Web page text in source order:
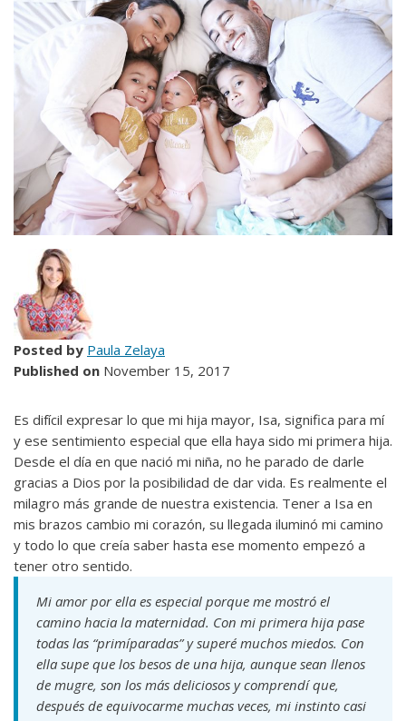
Posted by Paula Zelaya
Published on November 15, 2017
Es difícil expresar lo que mi hija mayor, Isa, significa para mí
y ese sentimiento especial que ella haya sido mi primera hija.
Desde el día en que nació mi niña, no he parado de darle
gracias a Dios por la posibilidad de dar vida. Es realmente el
milagro más grande de nuestra existencia. Tener a Isa en
mis brazos cambio mi corazón, su llegada iluminó mi camino
y todo lo que creía saber hasta ese momento empezó a
tener otro sentido.
Mi amor por ella es especial porque me mostró el
camino hacia la maternidad. Con mi primera hija pase
todas las “primíparadas” y superé muchos miedos. Con
ella supe que los besos de una hija, aunque sean llenos
de mugre, son los más deliciosos y comprendí que,
después de equivocarme muchas veces, mi instinto casi